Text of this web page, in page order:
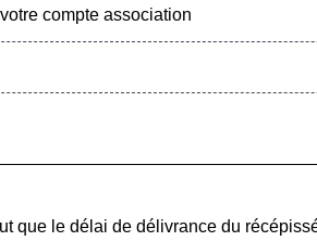
compte association
que le délai de délivrance du